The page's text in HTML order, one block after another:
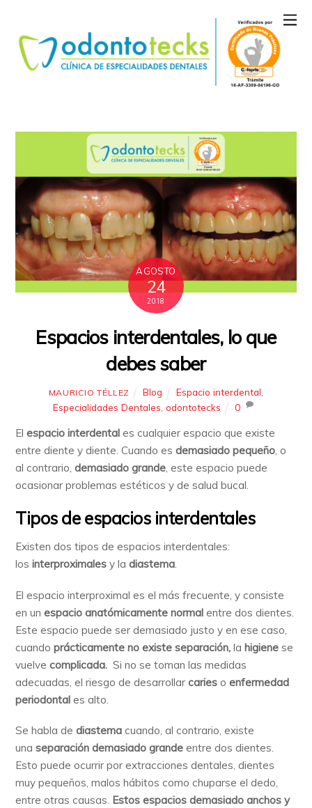
AGOSTO
24
2018
Espacios interdentales, lo que
debes saber
MAURICIO TÉLLEZ Blog Espacio interdental
Especialidades Dentales odontotecks 0
Elespacio interdental es cualquier espacio que existe
entre diente y diente. Cuando esdemasiado pequeño, o
al contrario,demasiado grande, este espacio puede
ocasionar problemas estéticos y de salud bucal.
Tipos de espacios interdentales
Existen dos tipos de espacios interdentales:
losinterproximales y ladiastema.
El espacio interproximal es el más frecuente, y consiste
en unespacio anatómicamente normal entre dos dientes.
Este espacio puede ser demasiado justo y en ese caso,
cuandoprácticamente no existe separación,lahigienese
vuelvecomplicada. Si no se toman las medidas
adecuadas, el riesgo de desarrollarcaries oenfermedad
periodontal es alto.
Se habla dediastema cuando, al contrario, existe
unaseparación demasiado grande entre dos dientes.
Esto puede ocurrir por extracciones dentales, dientes
muy pequeños, malos hábitos como chuparse el dedo,
entre otras causas. Estos espacios demasiado anchos y